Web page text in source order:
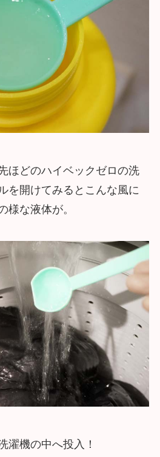
ほどのハイベックゼロの洗
を開けてみるとこんな風に
様な液体が。
濯機の中へ投入！